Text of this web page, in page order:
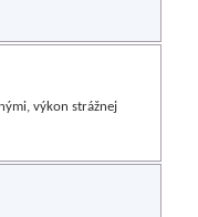
výkon strážnej